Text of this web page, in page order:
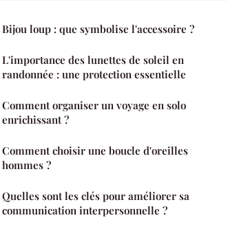
Bijou loup : que symbolise l'accessoire ?
L'importance des lunettes de soleil en
randonnée : une protection essentielle
Comment organiser un voyage en solo
enrichissant ?
Comment choisir une boucle d'oreilles
hommes ?
Quelles sont les clés pour améliorer sa
communication interpersonnelle ?